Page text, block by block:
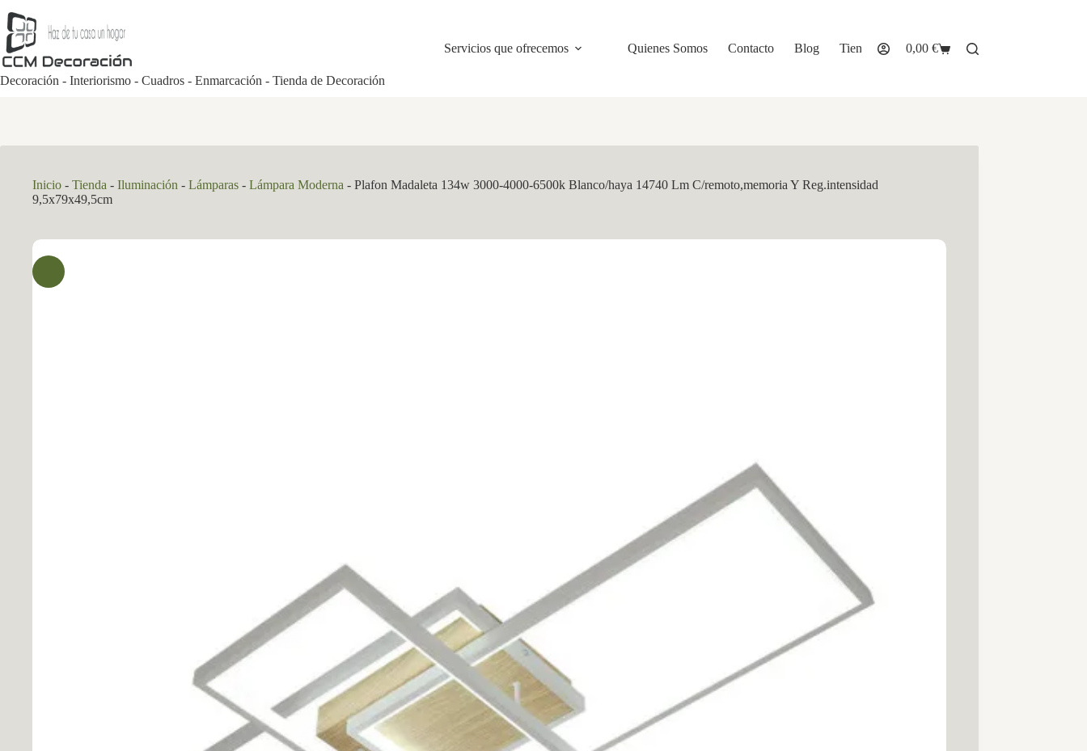
al
contenido
Decoración - Interiorismo - Cuadros - Enmarcación - Tienda de Decoración
Servicios que ofrecemos Quienes Somos Contacto Blog Tienda
Carro
0,00 €
Inicio - Tienda - Iluminación - Lámparas - Lámpara Moderna - Plafon Madaleta 134w 3000-4000-6500k Blanco/haya 14740 Lm C/remoto,memoria Y Reg.intensidad
9,5x79x49,5cm